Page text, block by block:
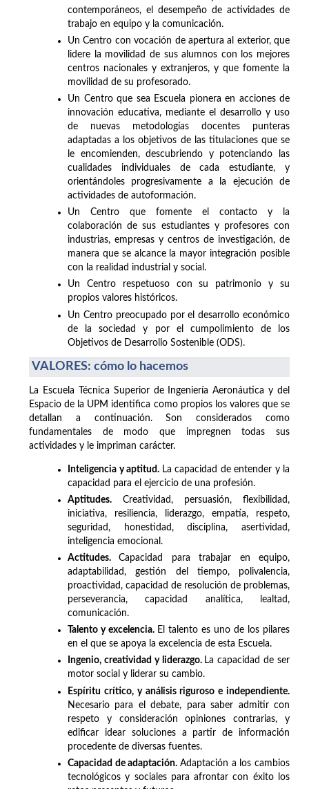
contemporáneos, el desempeño de actividades de
trabajo en equipo y la comunicación.
Un Centro con vocación de apertura al exterior, que
lidere la movilidad de sus alumnos con los mejores
centros nacionales y extranjeros, y que fomente la
movilidad de su profesorado.
Un Centro que sea Escuela pionera en acciones de
innovación educativa, mediante el desarrollo y uso
de nuevas metodologías docentes punteras
adaptadas a los objetivos de las titulaciones que se
le encomienden, descubriendo y potenciando las
cualidades individuales de cada estudiante, y
orientándoles progresivamente a la ejecución de
actividades de autoformación.
Un Centro que fomente el contacto y la
colaboración de sus estudiantes y profesores con
industrias, empresas y centros de investigación, de
manera que se alcance la mayor integración posible
con la realidad industrial y social.
Un Centro respetuoso con su patrimonio y su
propios valores históricos.
Un Centro preocupado por el desarrollo económico
de la sociedad y por el cumpolimiento de los
Objetivos de Desarrollo Sostenible (ODS).
VALORES: cómo lo hacemos
La Escuela Técnica Superior de Ingeniería Aeronáutica y del
Espacio de la UPM identifica como propios los valores que se
detallan a continuación. Son considerados como
fundamentales de modo que impregnen todas sus
actividades y le impriman carácter.
Inteligencia y aptitud. La capacidad de entender y la
capacidad para el ejercicio de una profesión.
Aptitudes. Creatividad, persuasión, flexibilidad,
iniciativa, resiliencia, liderazgo, empatía, respeto,
seguridad, honestidad, disciplina, asertividad,
inteligencia emocional.
Actitudes.Capacidad para trabajar en equipo,
adaptabilidad, gestión del tiempo, polivalencia,
proactividad, capacidad de resolución de problemas,
perseverancia, capacidad analítica, lealtad,
comunicación.
Talento y excelencia. El talento es uno de los pilares
en el que se apoya la excelencia de esta Escuela.
Ingenio, creatividad y liderazgo. La capacidad de ser
motor social y liderar su cambio.
Espíritu crítico, y análisis riguroso e independiente.
Necesario para el debate, para saber admitir con
respeto y consideración opiniones contrarias, y
edificar idear soluciones a partir de información
procedente de diversas fuentes.
Capacidad de adaptación. Adaptación a los cambios
tecnológicos y sociales para afrontar con éxito los